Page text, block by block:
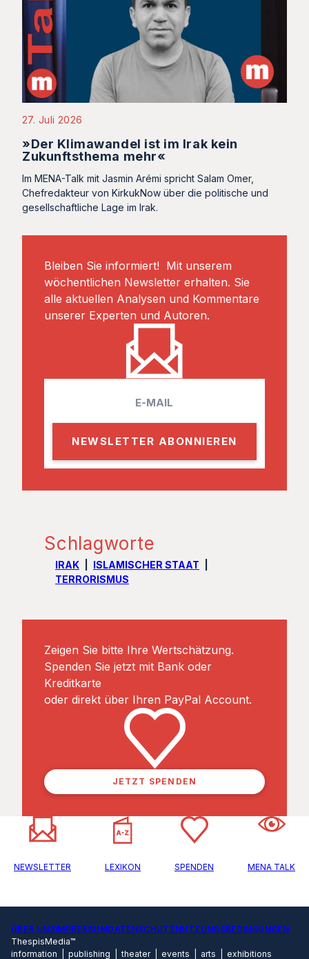
27. Juli 2026
»Der Klimawandel ist im Irak kein
Zukunftsthema mehr«
Im MENA-Talk mit Jasmin Arémi spricht Salam Omer,
Chefredakteur von KirkukNow über die politische und
gesellschaftliche Lage im Irak.
Bleiben Sie informiert! Mit unserem
wöchentlichen Newsletter erhalten. Sie
alle aktuellen Analysen und Kommentare
unserer Experten und Autoren.
a
l
Schlagworte
IRAK
ISLAMISCHER STAAT
TERRORISMUS
Zeigen Sie bitte Ihre Wertschätzung.
Spenden Sie jetzt mit Bank oder
Kreditkarte
oder direkt über Ihren PayPal Account.
JETZT SPENDEN
NEWSLETTER LEXIKON SPENDEN MENA TALK
ÜBER UNSIMPRESSUMDATENSCHUTZNUTZUNGSBEDINGUNGEN
ThespisMedia™
information | publishing | theater | events | arts | exhibitions